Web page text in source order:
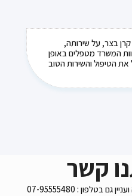
בצר, על שירותה,
המשרד מטפלים באופן
את הטיפול והשירות הטוב
קשר
: 07-95555480